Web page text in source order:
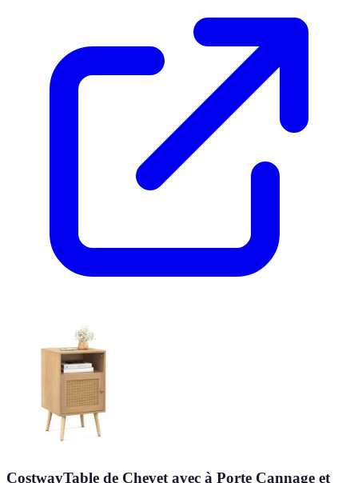
CostwayTable de Chevet avec à Porte Cannage et